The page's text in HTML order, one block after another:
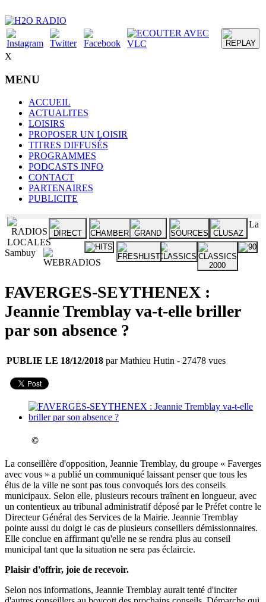
X
MENU
ACCUEIL
ACTUALITES
LOISIRS
PROPOSER UN LOISIR
TITRES DIFFUSÉS
PROGRAMMES
PODCASTS INFO
CONTACT
PARTENAIRES
PUBLICITE
La
Sambuy
FAVERGES-SEYTHENEX :
Jeannie Tremblay va-t-elle briller
par son absence ?
PUBLIE LE 18/12/2018 par Mathieu Hutin - 27478 vues
©
La conseillère d'opposition, Jeannie Tremblay, du groupe « Faverges
avec vous » a publié un communiqué laissant penser que tous les
élus de la ville ne sont pas tous convoqués lors des conseils
municipaux. Selon elle, plusieurs recours traînent en longueur, avec
un contentieux au tribunal administratif déposé par le Préfet contre le
Directeur Général des Services de la Mairie. Jeannie Tremblay
pointe aussi du doigt le cas de plusieurs conseillers démissionnaires.
Elle conclue en affirmant qu'elle ne se rendra plus au conseil
municipal tant que la situation ne sera pas éclaircie.
Plaisir d'offrir, joie de recevoir.
Selon nos informations, Jeannie Tremblay aurait tenté d'inciter